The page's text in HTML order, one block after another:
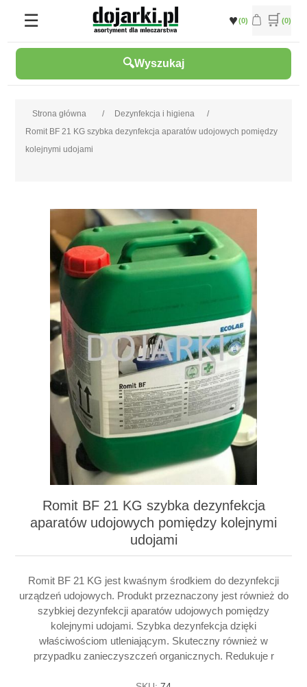
(0) (0)
Wyszukaj
Strona główna / Dezynfekcja i higiena
/
Romit BF 21 KG szybka dezynfekcja aparatów udojowych pomiędzy
kolejnymi udojami
Romit BF 21 KG szybka dezynfekcja
aparatów udojowych pomiędzy kolejnymi
udojami
Romit BF 21 KG jest kwaśnym środkiem do dezynfekcji
urządzeń udojowych. Produkt przeznaczony jest również do
szybkiej dezynfekcji aparatów udojowych pomiędzy
kolejnymi udojami. Szybka dezynfekcja dzięki
właściwościom utleniającym. Skuteczny również w
przypadku zanieczyszczeń organicznych. Redukuje r